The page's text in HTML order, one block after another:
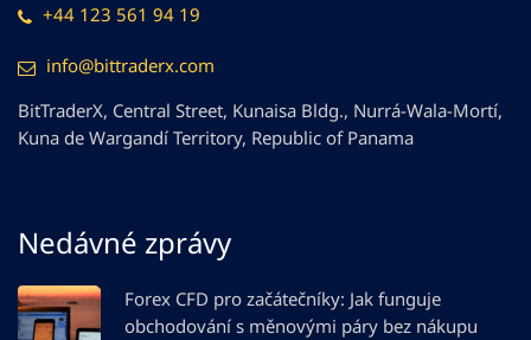
+44 123 561 94 19
info@bittraderx.com
BitTraderX, Central Street, Kunaisa Bldg., Nurrá-Wala-Mortí,
Kuna de Wargandí Territory, Republic of Panama
Nedávné zprávy
Forex CFD pro začátečníky: Jak funguje
obchodování s měnovými páry bez nákupu